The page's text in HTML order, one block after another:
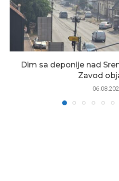
Dim sa deponije nad
Zavod